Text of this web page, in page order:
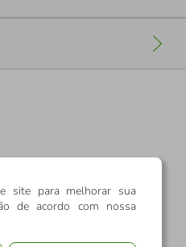
valor ou encargo adicional para
site para melhorar sua
de acordo com nossa